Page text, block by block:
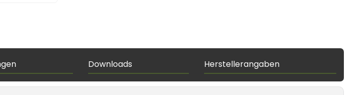
Downloads Herstellerangaben